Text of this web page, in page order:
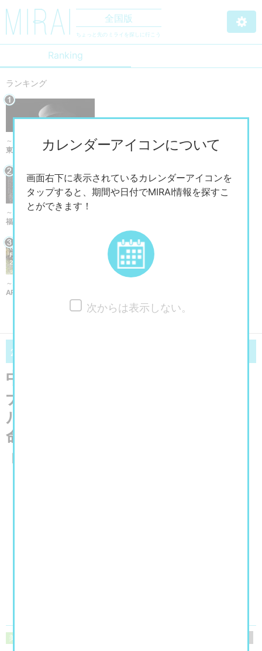
全国版
ちょっと先のミライを探しに行こう
Ranking
ランキング
～2026/9/13まで
東京国立近代美術館 「杉本博司 絶滅写真」
～2026/12/20まで
福岡市美術館 企画展×福岡現代作家ファイル2026 「山内光枝展 潮ノ記」
～2026/10/4まで
ART FAIR ASIA FUKUOKA 2026
2025
中之島香雪美術館 特別展 ベル
ナール・ビュフェ美術館所蔵 ベ
ルナール・ビュフェ ―「線」に
命を捧げた孤高の画家―
美術館・博物館・アート展
カレンダーアイコンについて
画面右下に表示されているカレンダーアイコンを
タップすると、期間や日付でMIRAI情報を探すこ
とができます！
次からは表示しない。